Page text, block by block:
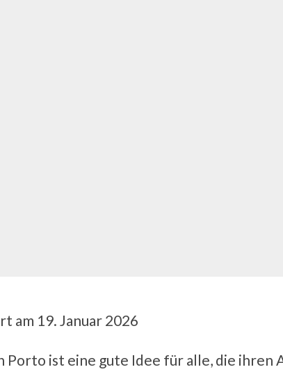
am 19. Januar 2026
Porto ist eine gute Idee für alle, die ihren